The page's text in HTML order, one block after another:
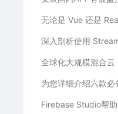
为您详细介绍六款